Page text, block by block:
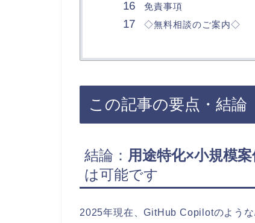
免責事項
◇無料相談のご案内◇
この記事の要点・結論
結論： 用途特化×小規模
は可能です
2025年現在、GitHub Copilotのよう